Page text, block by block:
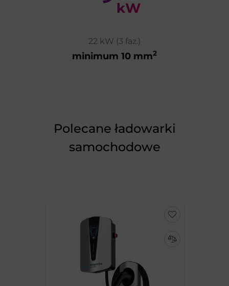
22 kW (3 faz.)
minimum 10 mm2
Polecane ładowarki
samochodowe